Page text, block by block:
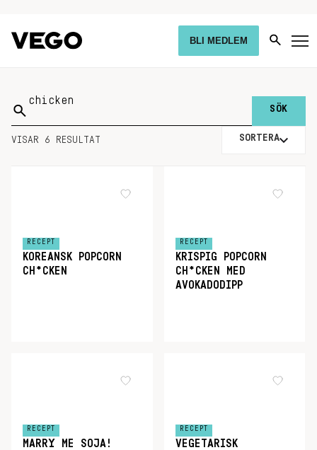
BLI MEDLEM
Sök
på:
VISAR 6 RESULTAT SORTERA
RECEPT
KOREANSK POPCORN
CH*CKEN
RECEPT
KRISPIG POPCORN
CH*CKEN MED
AVOKADODIPP
RECEPT
MARRY ME SOJA!
RECEPT
VEGETARISK